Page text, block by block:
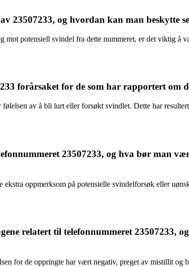
og hvordan kan man beskytte
mot potensiell svindel fra dette nummeret, er det viktig
forårsaket for de som har rapportert om
av å bli lurt eller forsøkt svindlet. Dette har
23507233, og hva bør man
oppmerksom på potensielle svindelforsøk eller
relatert til telefonnummeret 23507233,
for de oppringte har vært negativ, preget av mistillit og